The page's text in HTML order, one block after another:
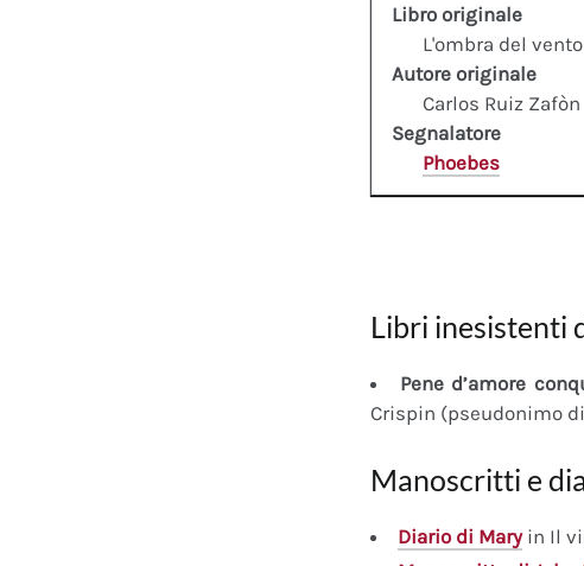
Libro originale
L'ombra del vento
Autore originale
Carlos Ruiz Zafòn
Segnalatore
Phoebes
Libri inesistenti
Pene d’amore
Crispin (pseudonimo
Manoscritti e
Diario di Maryin Il